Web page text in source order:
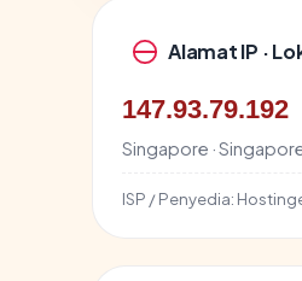
Alamat IP ·
147.93.79.192
Singapore ·
ISP / Penyedia: